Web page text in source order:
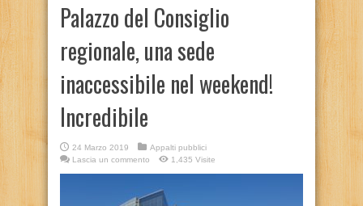
Palazzo del Consiglio
regionale, una sede
inaccessibile nel weekend!
Incredibile
24 Marzo 2019
Appalti pubblici
Lascia un commento
1,435 Visite